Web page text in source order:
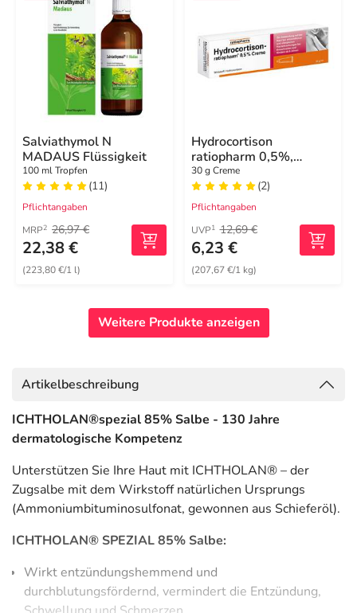
Salviathymol N
MADAUS Flüssigkeit
100 ml Tropfen
(11)
Pflichtangaben
MRP2 26,97 €
22,38 €
(223,80 €/1 l)
Hydrocortison
ratiopharm 0,5%,
Creme
30 g Creme
(2)
Pflichtangaben
UVP1 12,69 €
6,23 €
(207,67 €/1 kg)
Weitere Produkte anzeigen
Artikelbeschreibung
ICHTHOLAN®spezial 85% Salbe - 130 Jahre
dermatologische Kompetenz
Unterstützen Sie Ihre Haut mit ICHTHOLAN® – der
Zugsalbe mit dem Wirkstoff natürlichen Ursprungs
(Ammoniumbituminosulfonat, gewonnen aus Schieferöl).
ICHTHOLAN® SPEZIAL 85% Salbe:
Wirkt entzündungshemmend und
durchblutungsfördernd, vermindert die Entzündung,